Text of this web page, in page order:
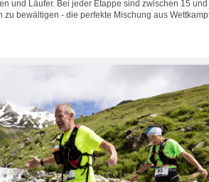
und Läufer. Bei jeder Etappe sind zwischen 15 und
zu bewältigen - die perfekte Mischung aus